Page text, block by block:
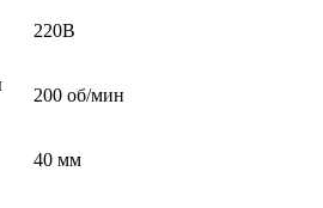
220В
200 об/мин
40 мм